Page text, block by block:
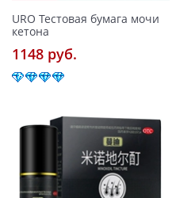
URO Тестовая бумага мочи
кетона
1148 pуб.